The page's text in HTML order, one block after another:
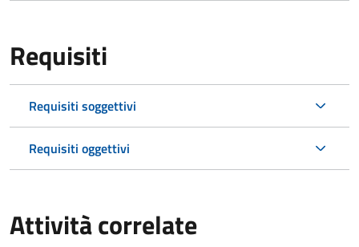
Requisiti
Requisiti soggettivi
Requisiti oggettivi
Attività correlate